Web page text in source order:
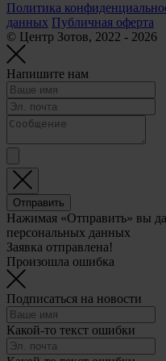
Политика
данных Публичная оферта
© Центр Зотов, 2022 - 2026
Напишите нам
Отправить
Нажимая «Отправить» вы
персональных данных
Заявка отправлена!
Произошла ошибка
Подписаться на новости
Какой-то текст ошибки